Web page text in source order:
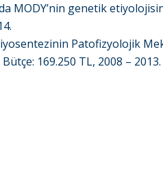
MODY’nin genetik
Patofizyolojik
169.250 TL, 2008 – 2013.